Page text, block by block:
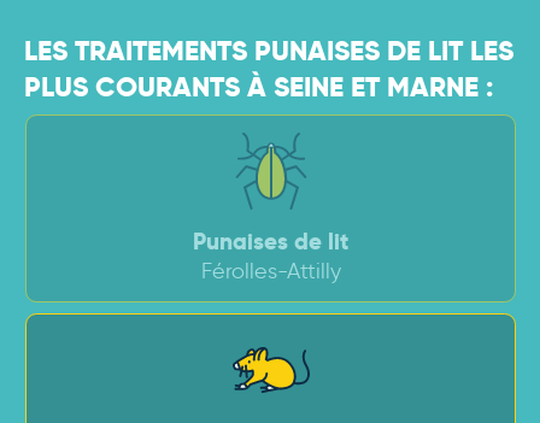
LES TRAITEMENTS PUNAISES DE LIT LES
PLUS COURANTS À SEINE ET MARNE :
Punaises de lit
Férolles-Attilly